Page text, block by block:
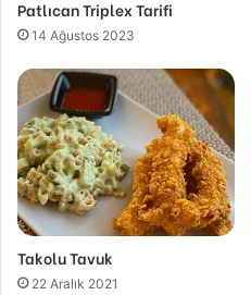
Patlıcan Triplex Tarifi
14 Ağustos 2023
Takolu Tavuk
22 Aralık 2021